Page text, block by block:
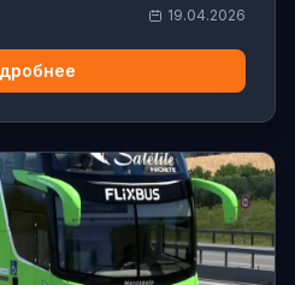
19.04.2026